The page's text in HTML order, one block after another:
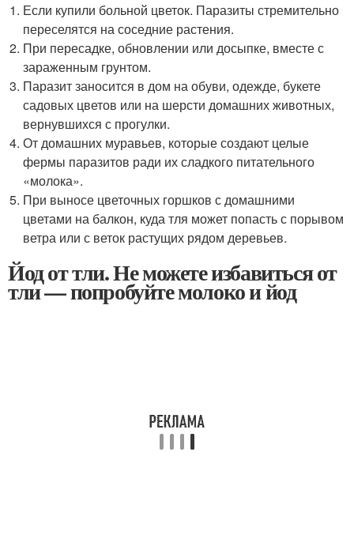
Если купили больной цветок. Паразиты стремительно
переселятся на соседние растения.
При пересадке, обновлении или досыпке, вместе с
зараженным грунтом.
Паразит заносится в дом на обуви, одежде, букете
садовых цветов или на шерсти домашних животных,
вернувшихся с прогулки.
От домашних муравьев, которые создают целые
фермы паразитов ради их сладкого питательного
«молока».
При выносе цветочных горшков с домашними
цветами на балкон, куда тля может попасть с порывом
ветра или с веток растущих рядом деревьев.
Йод от тли. Не можете избавиться от
тли — попробуйте молоко и йод